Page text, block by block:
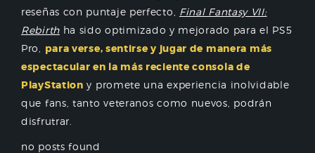
reseñas con puntaje perfecto, Final Fantasy VII:
Rebirthha sido optimizado y mejorado para el PS5
Pro, para verse, sentirse y jugar de manera más
espectacular en la más reciente consola de
PlayStation y promete una experiencia inolvidable
que fans, tanto veteranos como nuevos, podrán
disfrutrar.
no posts found